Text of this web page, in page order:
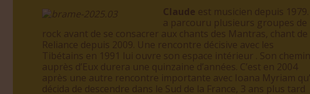
Claude est musicien depuis
a parcouru plusieurs groupes de
rock avant de se consacrer aux chants des Mantras, chant de
Reliance depuis 2009. Une rencontre décisive avec les
Tibétains en 1991 lui ouvre son espace intérieur . Son chemin
auprès d’Eux durera une quinzaine d’années. C’est en 2004
après une autre rencontre importante avec Ioana Myriam
décida de descendre dans le Sud de la France, 3 ans plus tard